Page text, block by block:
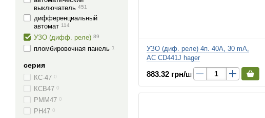
УЗО (диф. реле) 4п. 40A, 30 mA,
AC CD441J hager
883.32 грн/шт.
выключатель 451
дифференциальный
автомат 114
УЗО (дифф. реле) 89
пломбировочная панель 1
серия
КС-47 0
КСВ47 0
РММ47 0
РН47 0